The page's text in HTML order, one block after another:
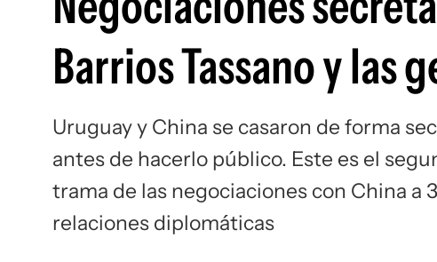
Barrios Tassano y las
Uruguay y China se casaron de forma
antes de hacerlo público. Este es el
trama de las negociaciones con China a
relaciones diplomáticas